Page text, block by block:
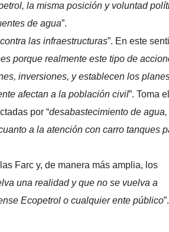
la misma posición y voluntad
de agua”.
las infraestructuras”. En este
porque realmente este tipo de
inversiones, y establecen los
afectan a la población civil”. Toma el
por “desabastecimiento de
a la atención con carro tanques
Farc y, de manera más amplia, los
una realidad y que no se vuelva a
Ecopetrol o cualquier ente público”.